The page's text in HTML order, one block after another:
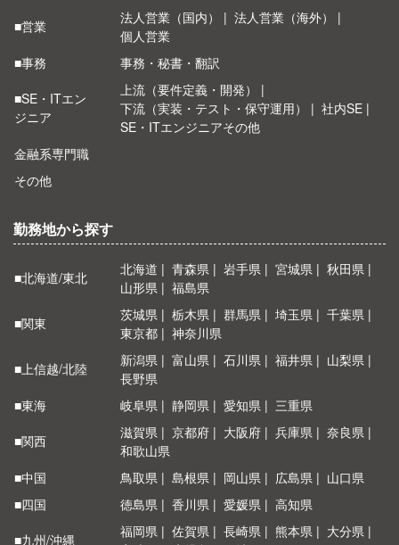
■営業
法人営業（国内）
法人営業（海外）
個人営業
■事務
事務・秘書・翻訳
■SE・ITエン
ジニア
上流（要件定義・開発）
下流（実装・テスト・保守運用）
社内SE
SE・ITエンジニアその他
金融系専門職
その他
勤務地から探す
■北海道/東北 北海道 青森県 岩手県 宮城県
秋田県
山形県
福島県
■関東
茨城県 栃木県 群馬県 埼玉県
千葉県
東京都
神奈川県
■上信越/北陸
新潟県 富山県 石川県 福井県
山梨県
長野県
■東海
岐阜県 静岡県 愛知県
三重県
■関西
滋賀県 京都府 大阪府 兵庫県
奈良県
和歌山県
■中国
鳥取県 島根県 岡山県 広島県
山口県
■四国
徳島県 香川県 愛媛県
高知県
■九州/沖縄
福岡県 佐賀県 長崎県 熊本県
大分県